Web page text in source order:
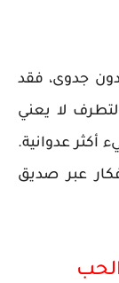
جدوى، فقد
لا يعني
أكثر عدوانية.
عبر صديق